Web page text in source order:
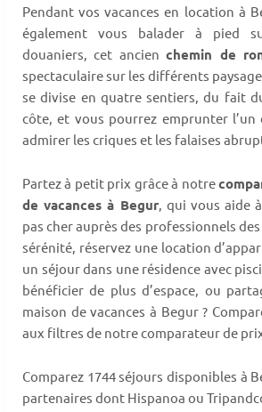
Pendant vos vacances en location à
également vous balader à pied
douaniers, cet ancienchemin de
spectaculaire sur les différents
se divise en quatre sentiers, du fait
côte, et vous pourrez emprunter l’un
admirer les criques et les falaises
Partez à petit prix grâce à notre
de vacances à Begur, qui vous aide
pas cher auprès des professionnels
sérénité, réservez une location
un séjour dans une résidence avec
bénéficier de plus d’espace, ou
maison de vacances à Begur ?
aux filtres de notre comparateur de
Comparez 1744 séjours disponibles à
partenaires dont Hispanoa ou